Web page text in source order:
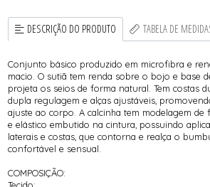
DESCRIÇÃO DO PRODUTO TABELA DE
Conjunto básico produzido em microfibra e
macio. O sutiã tem renda sobre o bojo e base
projeta os seios de forma natural. Tem costas
dupla regulagem e alças ajustáveis,
ajuste ao corpo. A calcinha tem modelagem
e elástico embutido na cintura, possuindo
laterais e costas, que contorna e realça o
confortável e sensual.
COMPOSIÇÃO:
Tecido: